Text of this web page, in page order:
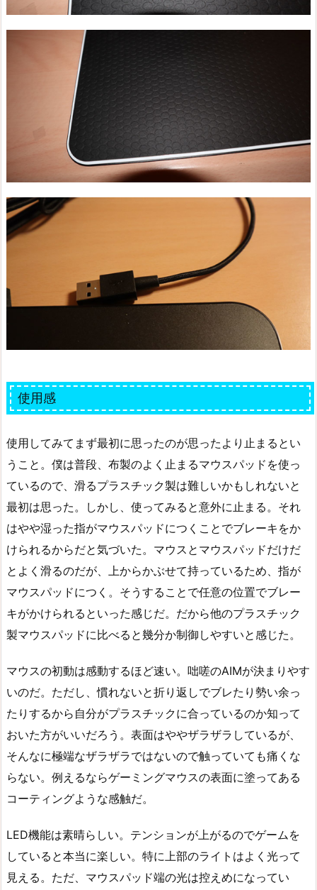
使用感
使用してみてまず最初に思ったのが思ったより止まるとい
うこと。僕は普段、布製のよく止まるマウスパッドを使っ
ているので、滑るプラスチック製は難しいかもしれないと
最初は思った。しかし、使ってみると意外に止まる。それ
はやや湿った指がマウスパッドにつくことでブレーキをか
けられるからだと気づいた。マウスとマウスパッドだけだ
とよく滑るのだが、上からかぶせて持っているため、指が
マウスパッドにつく。そうすることで任意の位置でブレー
キがかけられるといった感じだ。だから他のプラスチック
製マウスパッドに比べると幾分か制御しやすいと感じた。
マウスの初動は感動するほど速い。咄嗟のAIMが決まりやす
いのだ。ただし、慣れないと折り返しでブレたり勢い余っ
たりするから自分がプラスチックに合っているのか知って
おいた方がいいだろう。表面はややザラザラしているが、
そんなに極端なザラザラではないので触っていても痛くな
らない。例えるならゲーミングマウスの表面に塗ってある
コーティングような感触だ。
LED機能は素晴らしい。テンションが上がるのでゲームを
していると本当に楽しい。特に上部のライトはよく光って
見える。ただ、マウスパッド端の光は控えめになってい